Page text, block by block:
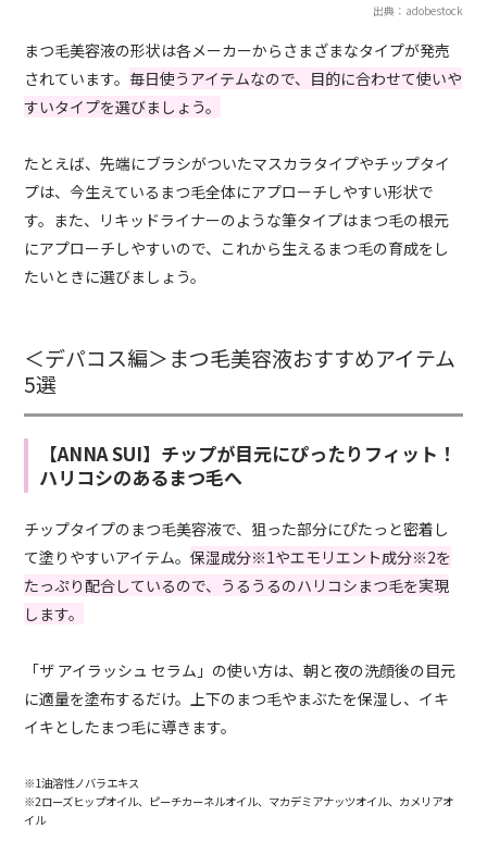
出典：adobestock
まつ毛美容液の形状は各メーカーからさまざまなタイプが発売
されています。 毎日使うアイテムなので、目的に合わせて使いや
すいタイプを選びましょう。
たとえば、先端にブラシがついたマスカラタイプやチップタイ
プは、今生えているまつ毛全体にアプローチしやすい形状で
す。また、リキッドライナーのような筆タイプはまつ毛の根元
にアプローチしやすいので、これから生えるまつ毛の育成をし
たいときに選びましょう。
＜デパコス編＞まつ毛美容液おすすめアイテム
5選
【ANNA SUI】チップが目元にぴったりフィット！
ハリコシのあるまつ毛へ
チップタイプのまつ毛美容液で、狙った部分にぴたっと密着し
て塗りやすいアイテム。保湿成分※1やエモリエント成分※2を
たっぷり配合しているので、うるうるのハリコシまつ毛を実現
します。
「ザ アイラッシュ セラム」の使い方は、朝と夜の洗顔後の目元
に適量を塗布するだけ。上下のまつ毛やまぶたを保湿し、イキ
イキとしたまつ毛に導きます。
※1油溶性ノバラエキス
※2ローズヒップオイル、ピーチカーネルオイル、マカデミアナッツオイル、カメリアオ
イル